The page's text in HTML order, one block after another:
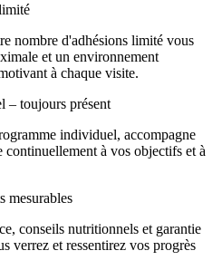
nombre d'adhésions limité vous
et un environnement
à chaque visite.
– toujours présent
individuel, accompagne
continuellement à vos objectifs et à
mesurables
conseils nutritionnels et garantie
verrez et ressentirez vos progrès